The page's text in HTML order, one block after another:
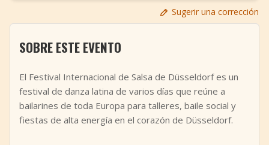
Sugerir una corrección
SOBRE ESTE EVENTO
El Festival Internacional de Salsa de Düsseldorf es un
festival de danza latina de varios días que reúne a
bailarines de toda Europa para talleres, baile social y
fiestas de alta energía en el corazón de Düsseldorf.